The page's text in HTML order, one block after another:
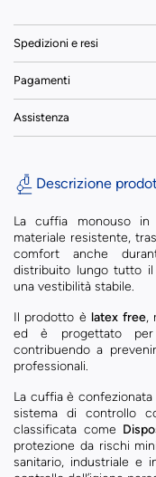
Spedizioni e resi
Pagamenti
Assistenza
Descrizione
La cuffia monouso in
materiale resistente,
comfort anche
distribuito lungo tutto
una vestibilità stabile.
Il prodotto è latex free,
ed è progettato per
contribuendo a
professionali.
La cuffia è
sistema di controllo
classificata come
protezione da rischi
sanitario, industriale